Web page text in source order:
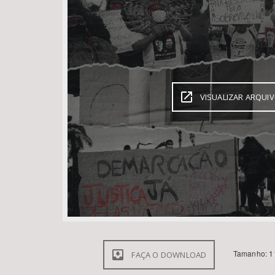
Área de Levantamento
VISUALIZAR
FAÇA O DOWNLOAD Tamanho: